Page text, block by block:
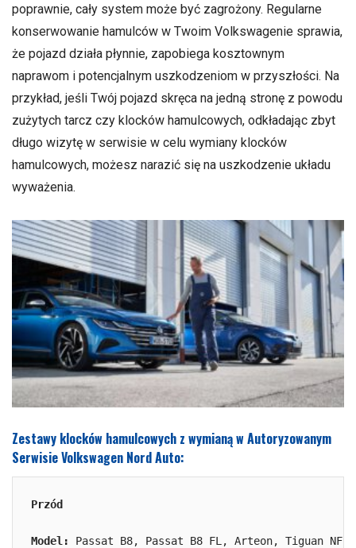
poprawnie, cały system może być zagrożony. Regularne
konserwowanie hamulców w Twoim Volkswagenie sprawia,
że pojazd działa płynnie, zapobiega kosztownym
naprawom i potencjalnym uszkodzeniom w przyszłości. Na
przykład, jeśli Twój pojazd skręca na jedną stronę z powodu
zużytych tarcz czy klocków hamulcowych, odkładając zbyt
długo wizytę w serwisie w celu wymiany klocków
hamulcowych, możesz narazić się na uszkodzenie układu
wyważenia.
Zestawy klocków hamulcowych z wymianą w Autoryzowanym
Serwisie Volkswagen Nord Auto:
Przód
Model: Passat B8, Passat B8 FL, Arteon, Tiguan NF,